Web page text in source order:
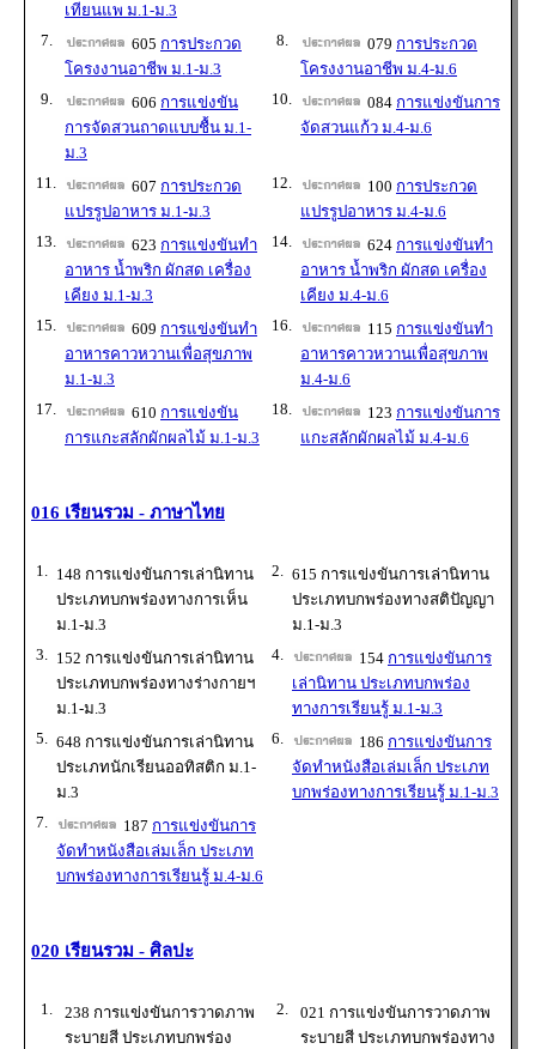
เทียนแพ ม.1-ม.3
7. 605 การประกวด
โครงงานอาชีพ ม.1-ม.3
8. 079 การประกวด
โครงงานอาชีพ ม.4-ม.6
9.
606 การแข่งขัน
การจัดสวนถาดแบบชื้น ม.1-
ม.3
10. 084 การแข่งขันการ
จัดสวนแก้ว ม.4-ม.6
11. 607 การประกวด
แปรรูปอาหาร ม.1-ม.3
12. 100 การประกวด
แปรรูปอาหาร ม.4-ม.6
13.
623 การแข่งขันทำ
อาหาร น้ำพริก ผักสด เครื่อง
เคียง ม.1-ม.3
14. 624 การแข่งขันทำ
อาหาร น้ำพริก ผักสด เครื่อง
เคียง ม.4-ม.6
15.
609 การแข่งขันทำ
อาหารคาวหวานเพื่อสุขภาพ
ม.1-ม.3
16. 115 การแข่งขันทำ
อาหารคาวหวานเพื่อสุขภาพ
ม.4-ม.6
17.
610 การแข่งขัน
การแกะสลักผักผลไม้ ม.1-ม.3
18. 123 การแข่งขันการ
แกะสลักผักผลไม้ ม.4-ม.6
016 เรียนรวม - ภาษาไทย
1. 148 การแข่งขันการเล่านิทาน
ประเภทบกพร่องทางการเห็น
ม.1-ม.3
2. 615 การแข่งขันการเล่านิทาน
ประเภทบกพร่องทางสติปัญญา
ม.1-ม.3
3. 152 การแข่งขันการเล่านิทาน
ประเภทบกพร่องทางร่างกายฯ
ม.1-ม.3
4. 154 การแข่งขันการ
เล่านิทาน ประเภทบกพร่อง
ทางการเรียนรู้ ม.1-ม.3
5. 648 การแข่งขันการเล่านิทาน
ประเภทนักเรียนออทิสติก ม.1-
ม.3
6. 186 การแข่งขันการ
จัดทำหนังสือเล่มเล็ก ประเภท
บกพร่องทางการเรียนรู้ ม.1-ม.3
7.
187 การแข่งขันการ
จัดทำหนังสือเล่มเล็ก ประเภท
บกพร่องทางการเรียนรู้ ม.4-ม.6
020 เรียนรวม - ศิลปะ
1.
238 การแข่งขันการวาดภาพ
ระบายสี ประเภทบกพร่อง
2.
021 การแข่งขันการวาดภาพ
ระบายสี ประเภทบกพร่องทาง